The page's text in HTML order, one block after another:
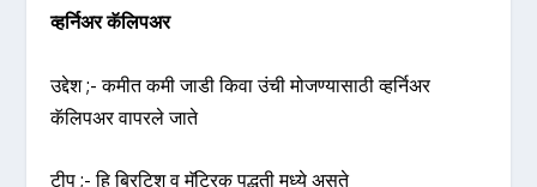
व्हर्निअर कॅलिपअर
उद्देश ;- कमीत कमी जाडी किवा उंची मोजण्यासाठी व्हर्निअर
कॅलिपअर वापरले जाते
टीप ;- हि ब्रिटिश व मॅट्रिक पद्धती मध्ये असते